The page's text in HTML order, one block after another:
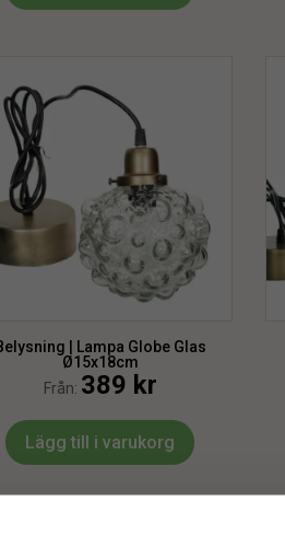
| Lampa Globe Glas
Ø15x18cm
Från: 389 kr
Lägg till i varukorg